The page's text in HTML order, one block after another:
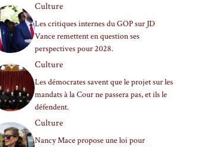
Culture
Les critiques internes du GOP sur JD
Vance remettent en question ses
perspectives pour 2028.
Culture
Les démocrates savent que le projet sur les
mandats à la Cour ne passera pas, et ils le
défendent.
Culture
Nancy Mace propose une loi pour